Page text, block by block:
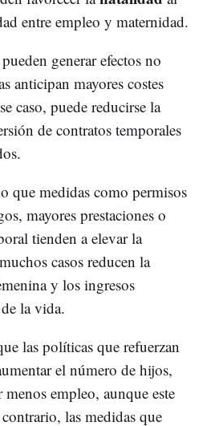
entre empleo y maternidad.
generar efectos no
anticipan mayores costes
caso, puede reducirse la
de contratos temporales
que medidas como permisos
mayores prestaciones o
tienden a elevar la
casos reducen la
y los ingresos
la vida.
las políticas que refuerzan
el número de hijos,
menos empleo, aunque este
las medidas que